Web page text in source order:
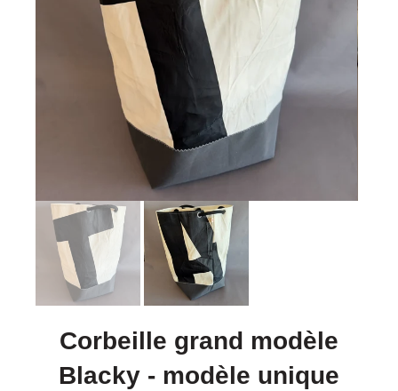
Corbeille grand modèle
Blacky - modèle unique